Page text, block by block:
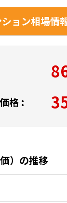
ョン相場情
格 :
）の推移